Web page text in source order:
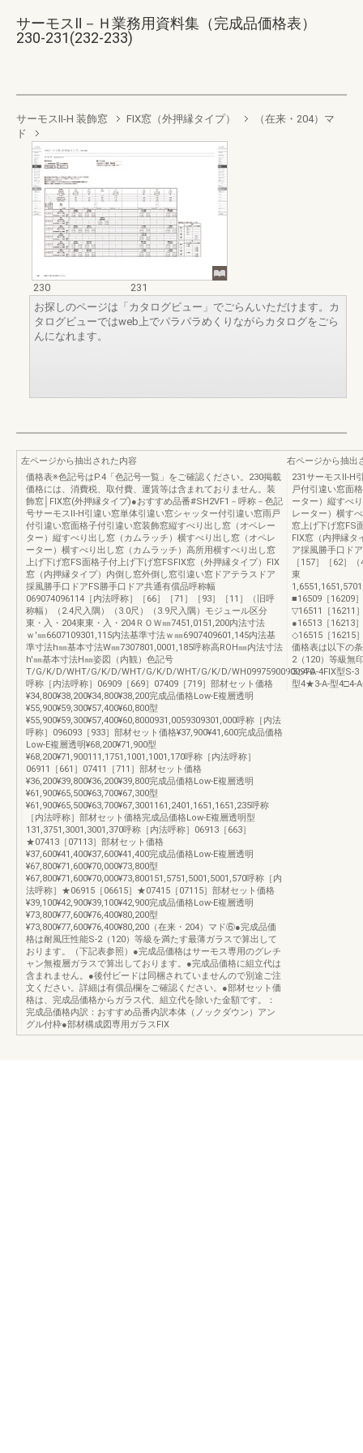
サーモスⅡ－Ｈ業務用資料集（完成品価格表）
230-231(232-233)
サーモスII-H 装飾窓 FIX窓（外押縁タイプ）
（在来・204）マ
ド
230
231
お探しのページは「カタログビュー」でごらんいただけます。カ
タログビューではweb上でパラパラめくりながらカタログをごら
んになれます。
左ページから抽出された内容
価格表※色記号はP.4「色記号一覧」をご確認ください。230掲載
価格には、消費税、取付費、運賃等は含まれておりません。装
飾窓│FIX窓(外押縁タイプ)●おすすめ品番#SH2VF1－呼称－色記
号サーモスⅡ-H引違い窓単体引違い窓シャッター付引違い窓雨戸
付引違い窓面格子付引違い窓装飾窓縦すべり出し窓（オペレー
ター）縦すべり出し窓（カムラッチ）横すべり出し窓（オペレ
ーター）横すべり出し窓（カムラッチ）高所用横すべり出し窓
上げ下げ窓FS面格子付上げ下げ窓FSFIX窓（外押縁タイプ）FIX
窓（内押縁タイプ）内倒し窓外倒し窓引違い窓ドアテラスドア
採風勝手口ドアFS勝手口ドア共通有償品呼称幅
069074096114［内法呼称］［66］［71］［93］［11］（旧呼
称幅）（2.4尺入隅）（3.0尺）（3.9尺入隅）モジュール区分
東・入・204東東・入・204ＲＯＷ㎜7451,0151,200内法寸法
ｗ'㎜6607109301,115内法基準寸法ｗ㎜6907409601,145内法基
準寸法h㎜基本寸法W㎜7307801,0001,185呼称高ROH㎜内法寸法
h'㎜基本寸法H㎜姿図（内観）色記号
T/G/K/D/WHT/G/K/D/WHT/G/K/D/WHT/G/K/D/WH09975900900970
呼称［内法呼称］06909［669］07409［719］部材セット価格
¥34,800¥38,200¥34,800¥38,200完成品価格Low-E複層透明
¥55,900¥59,300¥57,400¥60,800型
¥55,900¥59,300¥57,400¥60,8000931,0059309301,000呼称［内法
呼称］096093［933］部材セット価格¥37,900¥41,600完成品価格
Low-E複層透明¥68,200¥71,900型
¥68,200¥71,900111,1751,1001,1001,170呼称［内法呼称］
06911［661］07411［711］部材セット価格
¥36,200¥39,800¥36,200¥39,800完成品価格Low-E複層透明
¥61,900¥65,500¥63,700¥67,300型
¥61,900¥65,500¥63,700¥67,3001161,2401,1651,1651,235呼称
［内法呼称］部材セット価格完成品価格Low-E複層透明型
131,3751,3001,3001,370呼称［内法呼称］06913［663］
★07413［07113］部材セット価格
¥37,600¥41,400¥37,600¥41,400完成品価格Low-E複層透明
¥67,800¥71,600¥70,000¥73,800型
¥67,800¥71,600¥70,000¥73,800151,5751,5001,5001,570呼称［内
法呼称］★06915［06615］★07415［07115］部材セット価格
¥39,100¥42,900¥39,100¥42,900完成品価格Low-E複層透明
¥73,800¥77,600¥76,400¥80,200型
¥73,800¥77,600¥76,400¥80,200（在来・204）マド⑥●完成品価
格は耐風圧性能S-2（120）等級を満たす最薄ガラスで算出して
おります。（下記表参照）●完成品価格はサーモス専用のグレチ
ャン無複層ガラスで算出しております。●完成品価格に組立代は
含まれません。●後付ビードは同梱されていませんので別途ご注
文ください。詳細は有償品欄をご確認ください。●部材セット価
格は、完成品価格からガラス代、組立代を除いた金額です。：
完成品価格内訳：おすすめ品番内訳本体（ノックダウン）アン
グル付枠●部材構成図専用ガラスFIX
右ページから抽出
231サーモスⅡ-H
戸付引違い窓面
ーター）縦すべ
レーター）横す
窓上げ下げ窓FS
FIX窓（内押縁タ
ア採風勝手口ド
［157］［62］
東
■16509［16209
▽16511［16211
●16513［16213
◇16515［16215
価格表は以下の
2（120）等級無
3◇4-A-4FIX型S-3
型4★3-A-型4□4-